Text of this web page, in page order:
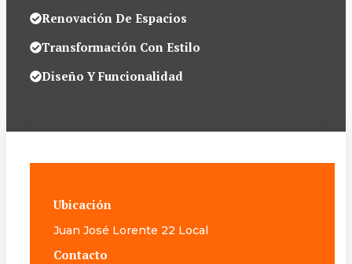
Renovación De Espacios
Transformación Con Estilo
Diseño Y Funcionalidad
Ubicación
Juan José Lorente 22 Local
Contacto